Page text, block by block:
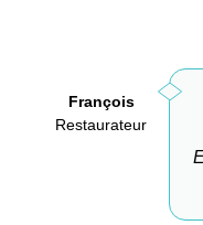
François
Restaurateur